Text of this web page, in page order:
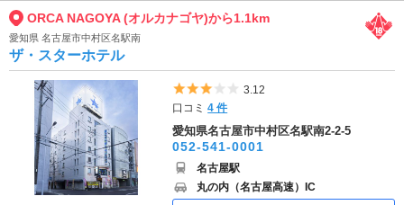
ORCA NAGOYA (オルカナゴヤ)から1.1km
愛知県 名古屋市中村区名駅南
ザ・スターホテル
5つ星のうち3
3.12
口コミ4 件
愛知県名古屋市中村区名駅南2-2-5
052-541-0001
名古屋駅
丸の内（名古屋高速）IC